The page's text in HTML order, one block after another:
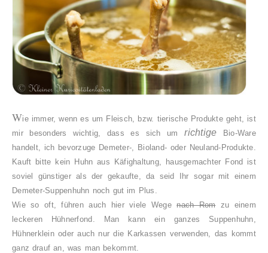
Wie immer, wenn es um Fleisch, bzw. tierische Produkte geht, ist
mir besonders wichtig, dass es sich umrichtige Bio-Ware
handelt, ich bevorzuge Demeter-, Bioland- oder Neuland-Produkte.
Kauft bitte kein Huhn aus Käfighaltung, hausgemachter Fond ist
soviel günstiger als der gekaufte, da seid Ihr sogar mit einem
Demeter-Suppenhuhn noch gut im Plus.
Wie so oft, führen auch hier viele Wegenach Romzu einem
leckeren Hühnerfond. Man kann ein ganzes Suppenhuhn,
Hühnerklein oder auch nur die Karkassen verwenden, das kommt
ganz drauf an, was man bekommt.